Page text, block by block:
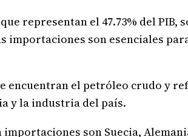
representan el 47.73% del PIB,
son esenciales
encuentran el petróleo crudo y
y la industria del país.
son Suecia,